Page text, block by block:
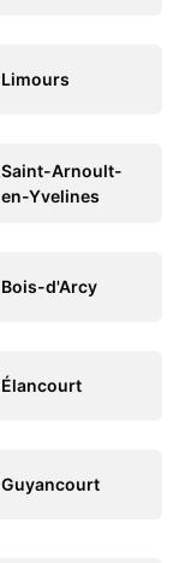
Limours
Saint-Arnoult-
en-Yvelines
Bois-d'Arcy
Élancourt
Guyancourt